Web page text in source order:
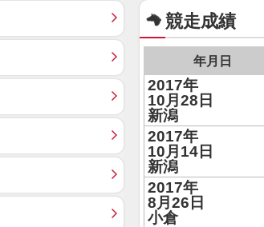
競走成績
年月日
2017年
10月28日
新潟
2017年
10月14日
新潟
2017年
8月26日
小倉